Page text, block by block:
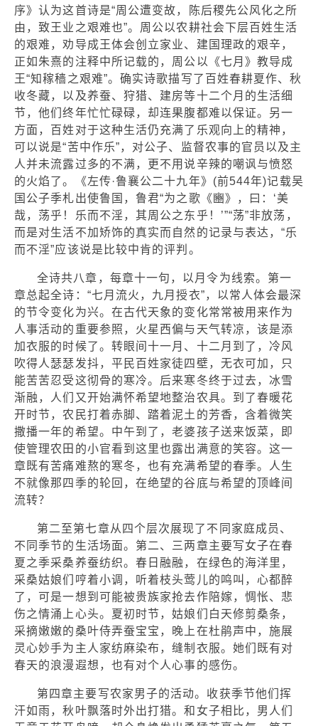
序》认为这首诗是“周公遭变故，陈后稷先公风化之所
由，致王业之艰难也”。周公以农耕社会下层百姓生活
的艰难，劝导成王体会创立家业、建国理政的艰辛，
正如朱熹的注释中所记载的，周公以《七月》教导成
王“知稼穑之艰难”。确实诗歌描写了百姓春耕夏作、秋
收冬藏，以及养蚕、狩猎、建房等十二个月的生活细
节，他们终年忙忙碌碌，却连果腹都难以保证。另一
方面，百姓对于这种生活仍充满了乐观向上的精神，
可以说是“苦中作乐”，对公子、监督农事的官员以及主
人并未流露过多的不满，更不用说辛辣的嘲讽与愤怒
的火焰了。《左传·鲁襄公二十九年》(前544年)记载吴
国公子季札出使鲁国，鲁君“为之歌《豳》，曰：‘美
哉，荡乎！乐而不淫，其周公之东乎！’”“荡”非放荡，
而是对生活不加矫饰的真实而自然的记录与表达，“乐
而不淫”应该说是比较中肯的评判。
全诗共八章，每章十一句，以月令为线索。第一
章总起全诗：“七月流火，九月授衣”，以常人体会最深
的节令变化为兴。在古代天象的变化常常被用来作为
人事活动的重要参照，火星西偏与天气转凉，该是添
加衣服的时候了。转眼间十一月、十二月到了，冷风
吹得人瑟瑟发抖，平民百姓家徒四壁，无衣可加，只
能苦苦忍受这彻骨的寒冷。后来寒冬终于过去，冰雪
渐融，人们又开始满怀希望地整治农具。到了春暖花
开时节，农民打着赤脚、踏着泥土的芳香，含着微笑
撒播一年的希望。中午到了，老婆孩子送来饭菜，即
使管理农田的小官看到这里也露出满意的笑容。这一
章既有苦痛难熬的寒冬，也有充满希望的春季。人生
不就像那四季的轮回，在绝望的谷底与希望的顶峰间
流转？
第二至第七章从四个层次展现了不同家庭成员、
不同季节的生活场面。第二、三两章主要写女子在春
夏之季采桑养蚕纺织。春日融融，在绿色的海洋里，
采桑姑娘们哼着小调，听着枝头莺儿的鸣叫，心都醉
了，可是一想到可能被贵族家抢去作陪嫁，惆怅、悲
伤之情涌上心头。夏初时节，姑娘们白天修剪桑条，
采摘嫩嫩的桑叶侍弄蚕宝宝，晚上在杜鹃声中，施展
灵心妙手为主人家纺麻染布，缝制衣服。她们既有对
春天的浪漫遐想，也有对个人心事的感伤。
第四章主要写农家男子的活动。收获季节他们挥
汗如雨，秋叶飘落时外出打猎。和女子相比，男人们